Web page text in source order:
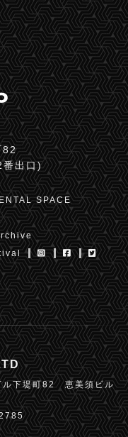
82
番出口)
SPACE
ル下堤町82 恵美須ビル